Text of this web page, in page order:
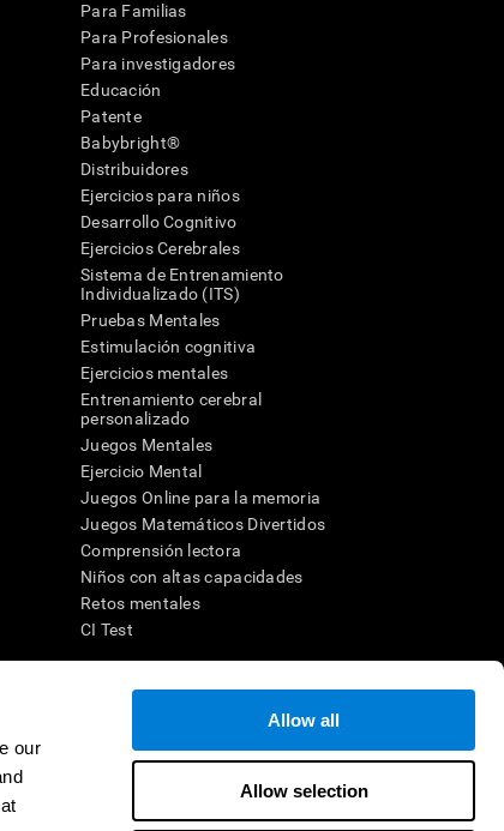
our
Allow all
Allow selection
Para Familias
Para Profesionales
Para investigadores
Educación
Patente
Babybright®
Distribuidores
Ejercicios para niños
Desarrollo Cognitivo
Ejercicios Cerebrales
Sistema de Entrenamiento
Individualizado (ITS)
Pruebas Mentales
Estimulación cognitiva
Ejercicios mentales
Entrenamiento cerebral
personalizado
Juegos Mentales
Ejercicio Mental
Juegos Online para la memoria
Juegos Matemáticos Divertidos
Comprensión lectora
Niños con altas capacidades
Retos mentales
CI Test
una intervención terapéutica apropiada. En un entorno
debe ser dirigido a una posterior evaluación
dislexia, demencia o enfermedad similar sólo
que esta herramienta sea o deba ser considerada como
Si se utiliza para fines de investigación, todo
del investigador. Todas estas protecciones para el
46 del Código de Regulaciones Federales.